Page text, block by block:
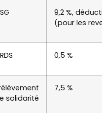
9,2 %,
(pour les
0,5 %
solidarité
7,5 %